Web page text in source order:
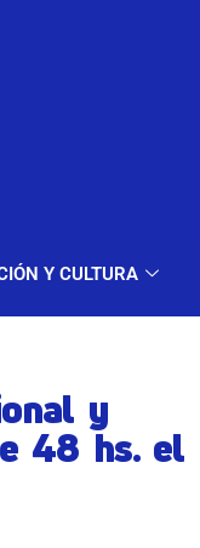
Y CULTURA
DE TRABAJO
y
48 hs. el